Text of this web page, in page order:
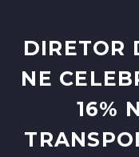
DIRETOR
NE
16%